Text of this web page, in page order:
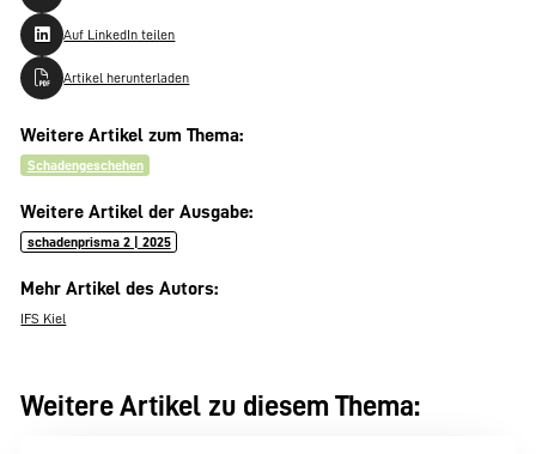
Auf LinkedIn teilen
Artikel herunterladen
Weitere Artikel zum Thema:
Schadengeschehen
Weitere Artikel der Ausgabe:
schadenprisma 2 | 2025
Mehr Artikel des Autors:
IFS Kiel
Weitere Artikel zu diesem Thema: